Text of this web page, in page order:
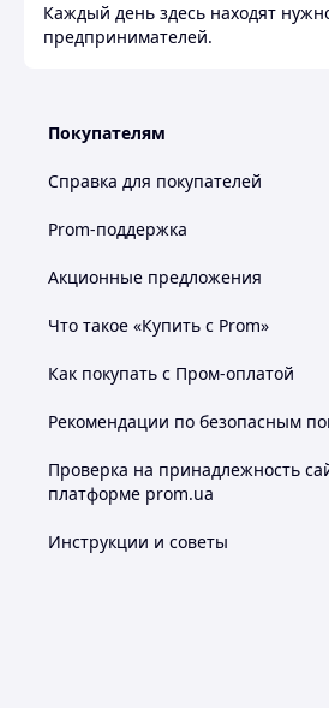
Каждый день здесь находят
предпринимателей.
Покупателям
Справка для покупателей
Prom-поддержка
Акционные предложения
Что такое «Купить с Prom»
Как покупать с Пром-оплатой
Рекомендации по безопасным
Проверка на принадлежность
платформе prom.ua
Инструкции и советы